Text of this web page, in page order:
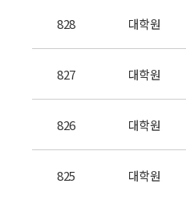
828 대학원
827 대학원
826 대학원
825 대학원